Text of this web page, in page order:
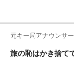
元キー局アナウンサ
旅の恥はかき捨て